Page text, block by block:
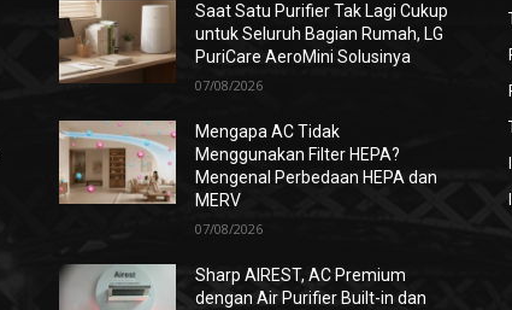
Saat Satu Purifier Tak Lagi Cukup
untuk Seluruh Bagian Rumah, LG
PuriCare AeroMini Solusinya
07/08/2026
Mengapa AC Tidak
Menggunakan Filter HEPA?
Mengenal Perbedaan HEPA dan
MERV
07/08/2026
Sharp AIREST, AC Premium
dengan Air Purifier Built-in dan